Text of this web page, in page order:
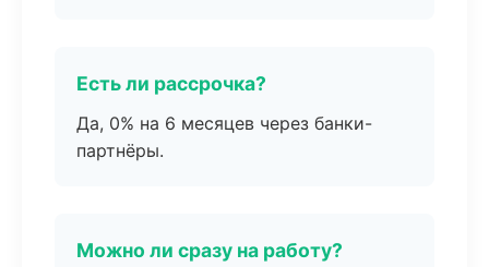
Есть ли рассрочка?
Да, 0% на 6 месяцев через банки-
партнёры.
Можно ли сразу на работу?